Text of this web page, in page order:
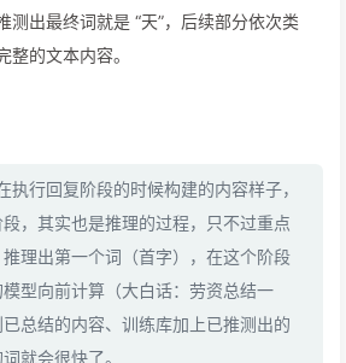
测出最终词就是 “天”，后续部分依次类
整的文本内容。
执行回复阶段的时候构建的内容样子，
，其实也是推理的过程，只不过重点
理出第一个词（首字），在这个阶段
型向前计算（大白话：劳资总结一
总结的内容、训练库加上已推测出的
就会很快了。